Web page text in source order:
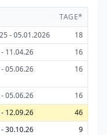
TAGE*
- 05.01.2026
18
11.04.26
16
05.06.26 16
05.06.26
16
12.09.26
46
30.10.26
9